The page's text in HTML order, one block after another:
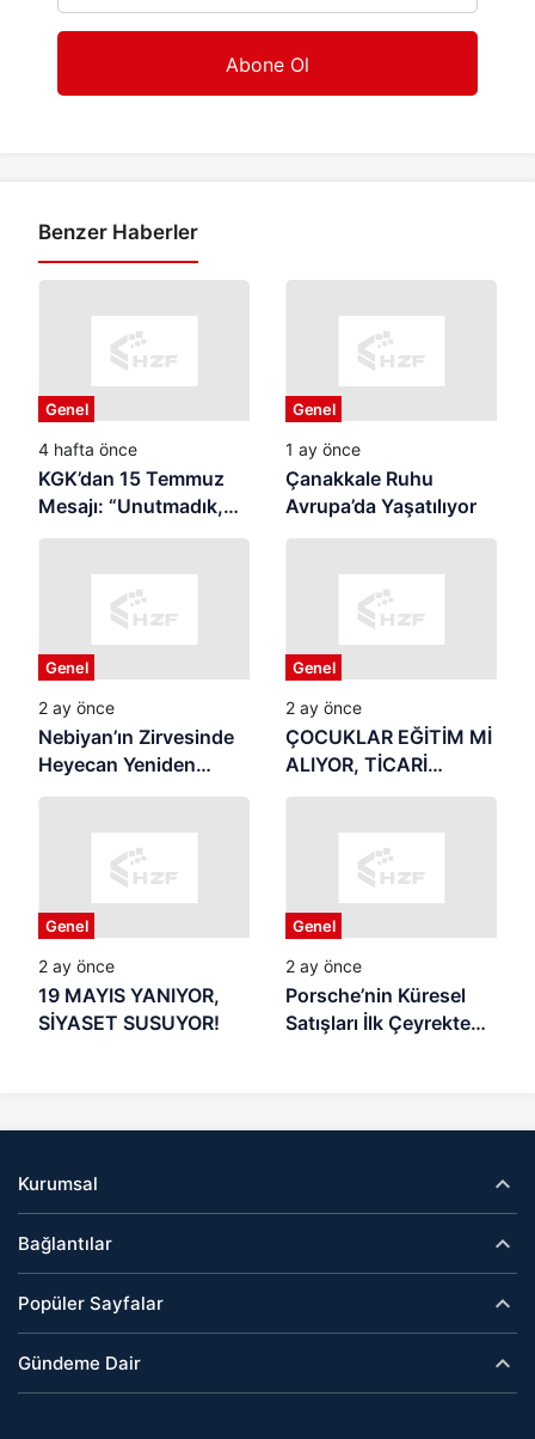
Benzer Haberler
Genel
4 hafta önce
KGK’dan 15 Temmuz
Mesajı: “Unutmadık,
Unutturmayacağız”
Genel
1 ay önce
Çanakkale Ruhu
Avrupa’da Yaşatılıyor
Genel
2 ay önce
Nebiyan’ın Zirvesinde
Heyecan Yeniden
Başlıyor
Genel
2 ay önce
ÇOCUKLAR EĞİTİM Mİ
ALIYOR, TİCARİ
REKLAMIN
OLUYOR? Yaz Tatili
Başladı: Samsun’da
Veliler Endişeli,
Denetim Nerede?
Genel
2 ay önce
19 MAYIS YANIYOR,
SİYASET SUSUYOR!
Genel
2 ay önce
Porsche’nin Küresel
Satışları İlk Çeyrekte
Kurumsal
Bağlantılar
Popüler Sayfalar
Gündeme Dair